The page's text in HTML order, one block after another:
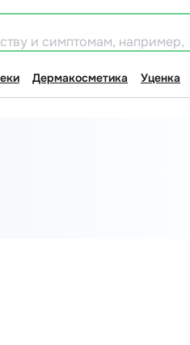
и симптомам, например,
Дермакосметика Уценка